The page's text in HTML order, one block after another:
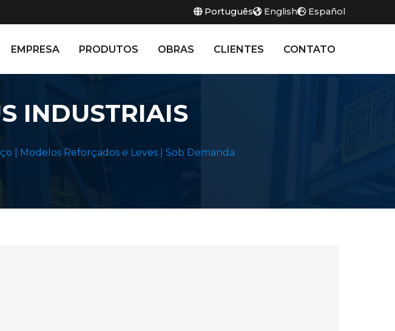
Português English Español
EMPRESA PRODUTOS OBRAS CLIENTES CONTATO
INDUSTRIAIS
| Modelos Reforçados e Leves | Sob Demanda